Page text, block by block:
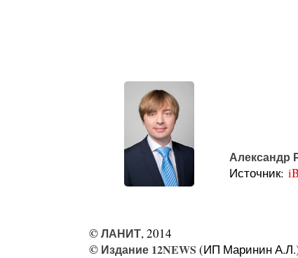
Александр
Источник:
©ЛАНИТ, 2014
© Издание 12NEWS (ИП Маринин